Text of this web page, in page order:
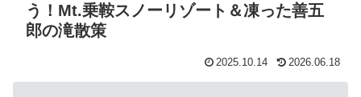
う！Mt.乗鞍スノーリゾート＆凍った善五
郎の滝散策
2025.10.14 2026.06.18